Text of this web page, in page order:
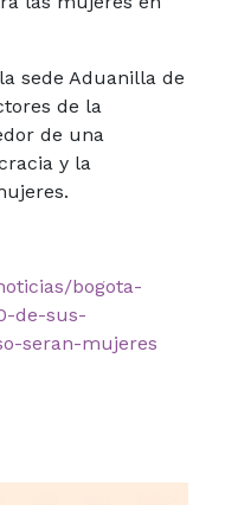
sede Aduanilla de
de la
de una
y la
bogota-
de-sus-
seran-mujeres